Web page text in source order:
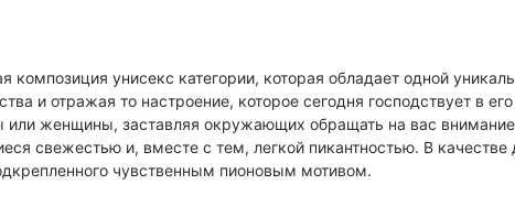
композиция унисекс категории, которая обладает одной
и отражая то настроение, которое сегодня господствует в
женщины, заставляя окружающих обращать на вас
свежестью и, вместе с тем, легкой пикантностью. В
чувственным пионовым мотивом.